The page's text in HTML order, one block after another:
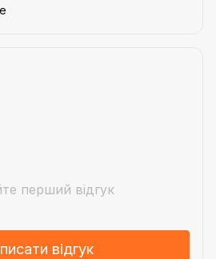
перший відгук
відгук